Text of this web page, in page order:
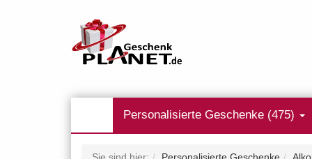
Personalisierte Geschenke (475)